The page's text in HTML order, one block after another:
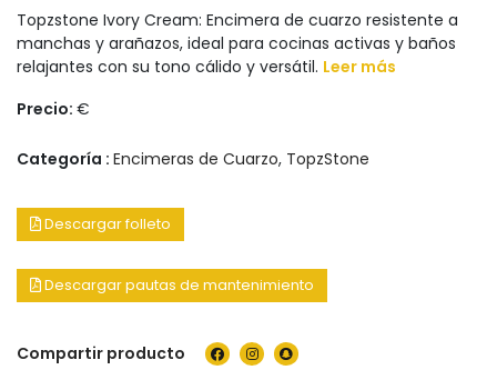
Topzstone Ivory Cream: Encimera de cuarzo resistente a
manchas y arañazos, ideal para cocinas activas y baños
relajantes con su tono cálido y versátil. Leer más
Precio: €
Categoría : Encimeras de Cuarzo, TopzStone
Descargar folleto
Descargar pautas de mantenimiento
Compartir producto